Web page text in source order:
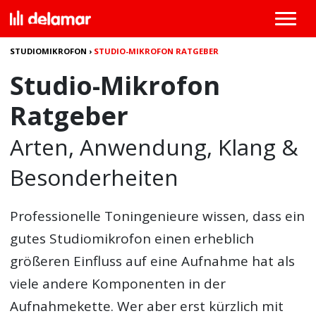
STUDIOMIKROFON › STUDIO-MIKROFON RATGEBER
Studio-Mikrofon
Ratgeber
Arten, Anwendung, Klang &
Besonderheiten
Professionelle Toningenieure wissen, dass ein
gutes Studiomikrofon einen erheblich
größeren Einfluss auf eine Aufnahme hat als
viele andere Komponenten in der
Aufnahmekette. Wer aber erst kürzlich mit